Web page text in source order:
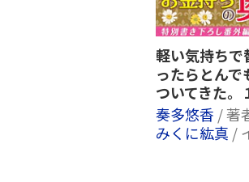
軽い気持ちで
ったらとんで
ついてきた。
奏多悠香 / 著
みくに紘真 /